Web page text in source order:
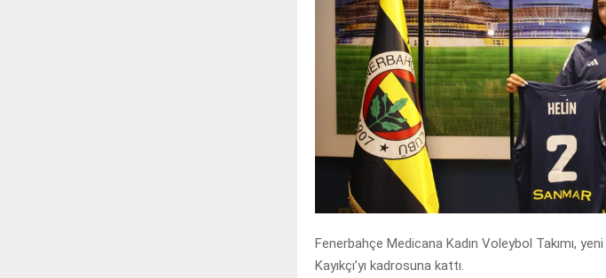
Fenerbahçe Medicana Kadın Voleybol Takımı,
Kayıkçı’yı kadrosuna kattı.